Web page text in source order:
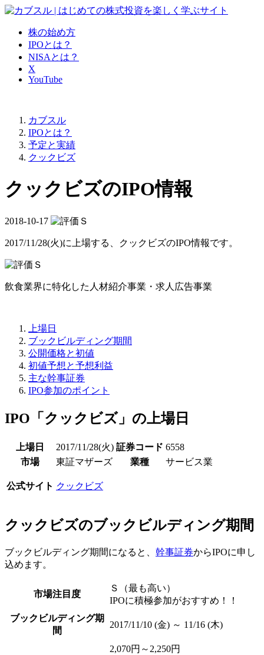
株の始め方
IPOとは？
NISAとは？
X
YouTube
カブスル
IPOとは？
予定と実績
クックビズ
クックビズのIPO情報
2018-10-17
2017/11/28(火)に上場する、 クックビズのIPO情報です。
飲食業界に特化した人材紹介事業・求人広告事業
上場日
ブックビルディング期間
公開価格と初値
初値予想と予想利益
主な幹事証券
IPO参加のポイント
IPO「クックビズ」の上場日
上場日 2017/11/28(火) 証券コード 6558
市場
東証マザーズ 業種 サービス業
公式サイト クックビズ
クックビズのブックビルディング期間
ブックビルディング期間になると、 幹事証券からIPOに申し
込めます。
市場注目度
Ｓ（最も高い）
IPOに積極参加がおすすめ！！
ブックビルディング期
間
2017/11/10 (金) ～ 11/16 (木)
2,070円～2,250円